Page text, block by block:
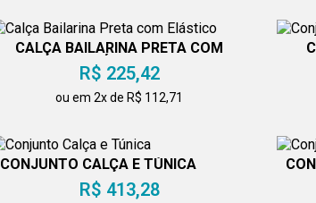
CALÇA BAILARINA PRETA COM
ELÁSTICO
R$ 225,42
ou em 2x de R$ 112,71
CONJUNTO CALÇA E TÚNICA
R$ 413,28